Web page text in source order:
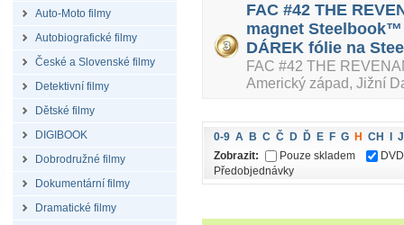
Auto-Moto filmy
Autobiografické filmy
České a Slovenské filmy
Detektivní filmy
Dětské filmy
DIGIBOOK
Dobrodružné filmy
Dokumentární filmy
Dramatické filmy
FAC #42 THE
magnet
DÁREK fólie na
FAC #42 THE
Americký západ, Jižní
0-9 A B C Č D Ď E F G H CH
J
Zobrazit:
Pouze skladem
DVD
Předobjednávky